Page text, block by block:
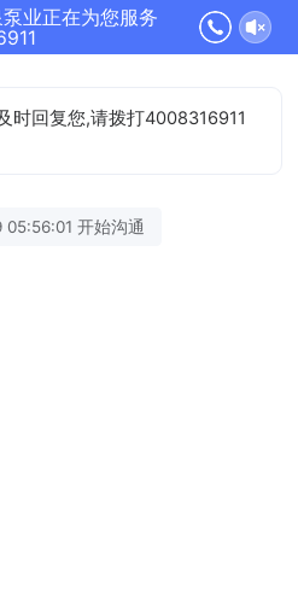
业正在为您服务
时回复您,请拨打4008316911
开始沟通